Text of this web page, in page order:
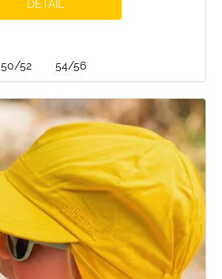
DETAIL
50/52 54/56